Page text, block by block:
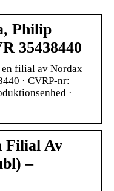
Philip
35438440
filial av Nordax
· CVRP-nr:
·
Filial Av
–